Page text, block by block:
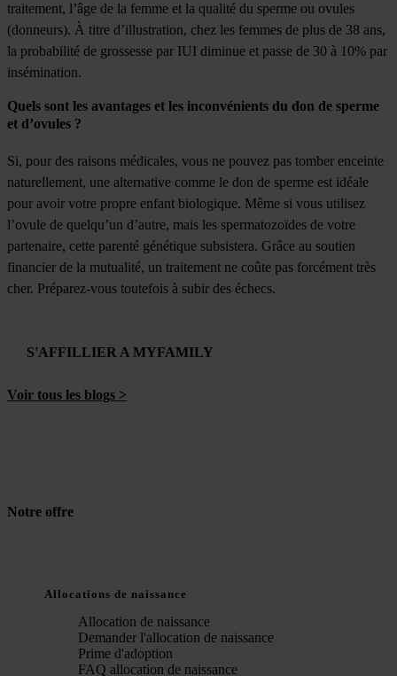
traitement, l’âge de la femme et la qualité du sperme ou ovules
(donneurs). À titre d’illustration, chez les femmes de plus de 38 ans,
la probabilité de grossesse par IUI diminue et passe de 30 à 10% par
insémination.
Quels sont les avantages et les inconvénients du don de sperme
et d’ovules ?
Si, pour des raisons médicales, vous ne pouvez pas tomber enceinte
naturellement, une alternative comme le don de sperme est idéale
pour avoir votre propre enfant biologique. Même si vous utilisez
l’ovule de quelqu’un d’autre, mais les spermatozoïdes de votre
partenaire, cette parenté génétique subsistera. Grâce au soutien
financier de la mutualité, un traitement ne coûte pas forcément très
cher. Préparez-vous toutefois à subir des échecs.
S'AFFILLIER A MYFAMILY
Voir tous les blogs >
Notre offre
Allocations de naissance
Allocation de naissance
Demander l'allocation de naissance
Prime d'adoption
FAQ allocation de naissance